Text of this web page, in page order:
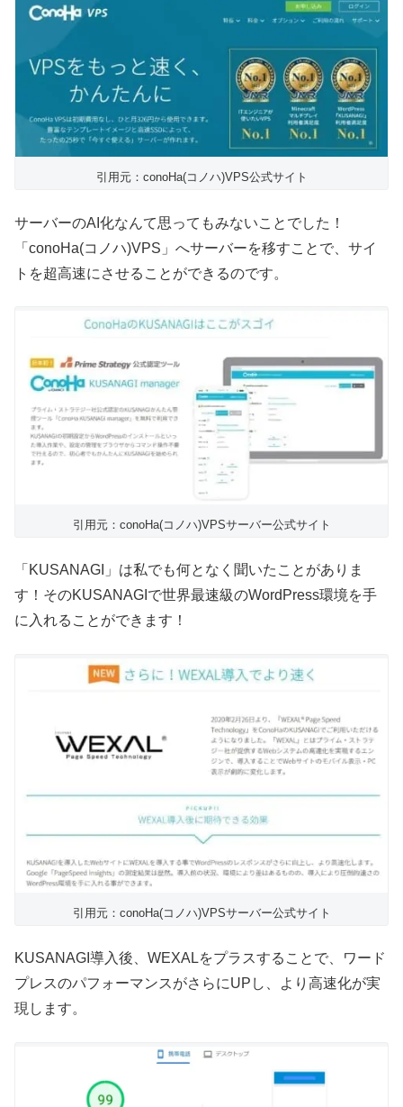
引用元：conoHa(コノハ)VPS公式サイト
サーバーのAI化なんて思ってもみないことでした！
「conoHa(コノハ)VPS」へサーバーを移すことで、サイ
トを超高速にさせることができるのです。
引用元：conoHa(コノハ)VPSサーバー公式サイト
「KUSANAGI」は私でも何となく聞いたことがありま
す！そのKUSANAGIで世界最速級のWordPress環境を手
に入れることができます！
引用元：conoHa(コノハ)VPSサーバー公式サイト
KUSANAGI導入後、WEXALをプラスすることで、ワード
プレスのパフォーマンスがさらにUPし、より高速化が実
現します。